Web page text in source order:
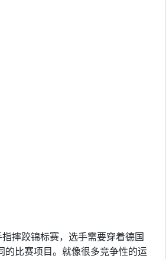
摔跤锦标赛，选手需要穿着德国
的比赛项目。就像很多竞争性的运